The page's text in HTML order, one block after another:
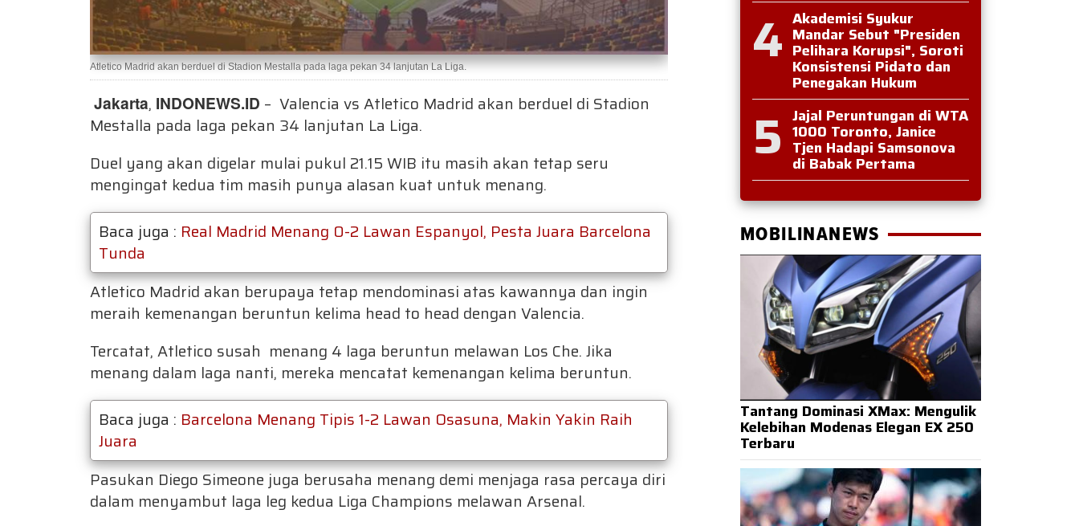
Atletico Madrid akan berduel di Stadion Mestalla pada laga pekan 34 lanjutan La Liga.
Jakarta, INDONEWS.ID – Valencia vs Atletico Madrid akan berduel di Stadion
Mestalla pada laga pekan 34 lanjutan La Liga.
Duel yang akan digelar mulai pukul 21.15 WIB itu masih akan tetap seru
mengingat kedua tim masih punya alasan kuat untuk menang.
Baca juga : Real Madrid Menang 0-2 Lawan Espanyol, Pesta Juara Barcelona
Tunda
Atletico Madrid akan berupaya tetap mendominasi atas kawannya dan ingin
meraih kemenangan beruntun kelima head to head dengan Valencia.
Tercatat, Atletico susah menang 4 laga beruntun melawan Los Che. Jika
menang dalam laga nanti, mereka mencatat kemenangan kelima beruntun.
Baca juga : Barcelona Menang Tipis 1-2 Lawan Osasuna, Makin Yakin Raih
Juara
Pasukan Diego Simeone juga berusaha menang demi menjaga rasa percaya diri
dalam menyambut laga leg kedua Liga Champions melawan Arsenal.
4 Akademisi Syukur
Mandar Sebut "Presiden
Pelihara Korupsi", Soroti
Konsistensi Pidato dan
Penegakan Hukum
5 Jajal Peruntungan di WTA
1000 Toronto, Janice
Tjen Hadapi Samsonova
di Babak Pertama
MOBILINANEWS
Tantang Dominasi XMax: Mengulik
Kelebihan Modenas Elegan EX 250
Terbaru